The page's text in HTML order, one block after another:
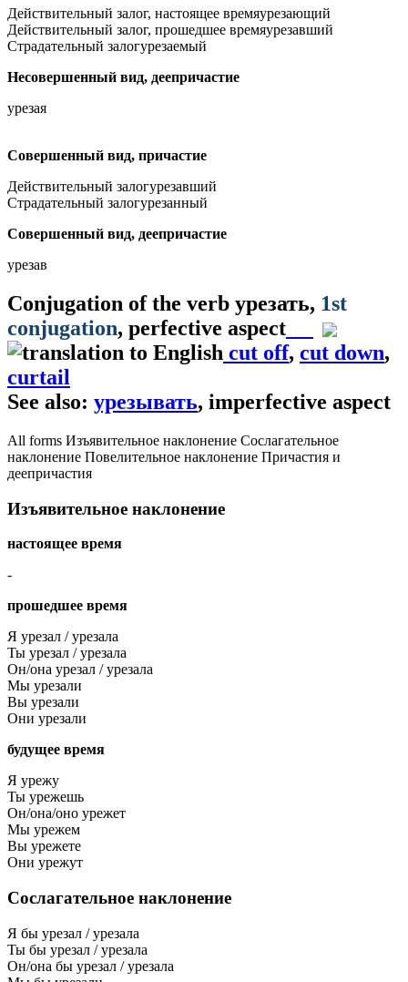
Действительный залог, настоящее времяурезающий
Действительный залог, прошедшее времяурезавший
Страдательный залогурезаемый
Несовершенный вид, деепричастие
урезая
Совершенный вид, причастие
Действительный залогурезавший
Страдательный залогурезанный
Совершенный вид, деепричастие
урезав
Conjugation of the verb урезать, 1st
conjugation, perfective aspect
cut off, cut down,
curtail
See also: урезывать, imperfective aspect
All forms Изъявительное наклонение Сослагательное
наклонение Повелительное наклонение Причастия и
деепричастия
Изъявительное наклонение
настоящее время
-
прошедшее время
Я урезал / урезала
Ты урезал / урезала
Он/она урезал / урезала
Мы урезали
Вы урезали
Они урезали
будущее время
Я урежу
Ты урежешь
Он/она/оно урежет
Мы урежем
Вы урежете
Они урежут
Сослагательное наклонение
Я бы урезал / урезала
Ты бы урезал / урезала
Он/она бы урезал / урезала